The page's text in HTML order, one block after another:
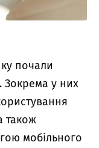
почали
Зокрема у них
також
мобільного